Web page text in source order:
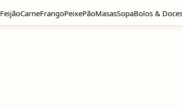
FeijãoCarneFrangoPeixePãoMasasSopaBolos &